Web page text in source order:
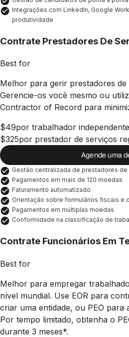
Integrações com LinkedIn, Google
produtividade
Contrate Prestadores De
Best for
Melhor para gerir prestadores de
Gerencie-os você mesmo ou
Contractor of Record para
$49por trabalhador
$325por prestador de serviços
Agende uma
Gestão centralizada de prestadores
Pagamentos em mais de 120 moedas
Faturamento automatizado
Orientação sobre formulários fiscais e
Pagamentos em múltiplas moedas
Conformidade na classificação de
Contrate Funcionários Em
Best for
Melhor para empregar
nível mundial. Use EOR para
criar uma entidade, ou PEO para
Por tempo limitado, obtenha o
durante 3 meses*.